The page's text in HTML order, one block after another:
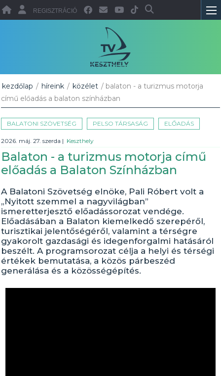
REGISZTRÁCIÓ
kezdőlap / híreink / közélet / balaton - a turizmus motorja
című előadás a balaton színházban
BALATONI SZÖVETSÉG PELSO TÁRSASÁG ELŐADÁS
2026. máj. 27. szerda | Keszthely
Balaton - a turizmus motorja című
előadás a Balaton Színházban
A Balatoni Szövetség elnöke, Pali Róbert volt a
„Nyitott szemmel a nagyvilágban”
ismeretterjesztő előadássorozat vendége.
Előadásában a Balaton kiemelkedő szerepéről,
turisztikai jelentőségéről, valamint a térségre
gyakorolt gazdasági és idegenforgalmi hatásáról
beszélt. A programsorozat célja a helyi és térségi
értékek bemutatása, a közös párbeszéd
generálása és a közösségépítés.